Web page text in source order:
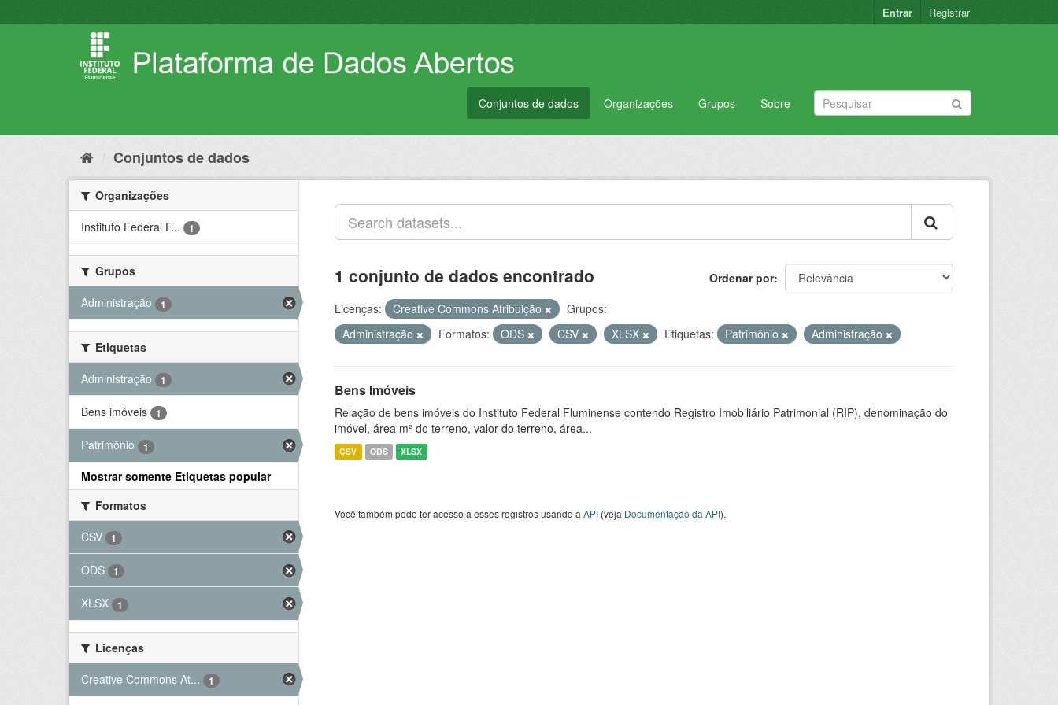
para
Entrar Registrar
Conjuntos de dados Organizações Grupos Sobre
Conjuntos de dados
Organizações
Instituto Federal F...
1
Grupos
Administração
1
Etiquetas
Administração
1
Bens imóveis 1
Patrimônio 1
Mostrar somente Etiquetas popular
Formatos
CSV
1
ODS 1
XLSX 1
Licenças
Creative Commons At...
1
Ordenar por
1 conjunto de dados encontrado
Licenças: Creative Commons Atribuição
Grupos:
Administração
Formatos: ODS CSV XLSX Etiquetas: Patrimônio Administração
Bens Imóveis
Relação de bens imóveis do Instituto Federal Fluminense contendo Registro Imobiliário Patrimonial (RIP), denominação do
imóvel, área m² do terreno, valor do terreno, área...
CSV ODS XLSX
Você também pode ter acesso a esses registros usando a API (veja Documentação da API).